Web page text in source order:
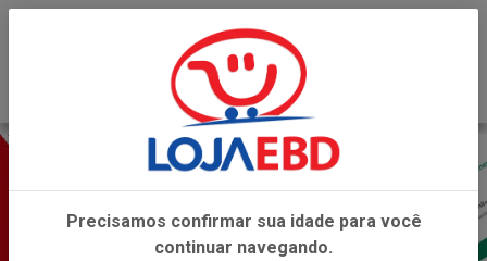
Precisamos confirmar sua idade para você
continuar navegando.